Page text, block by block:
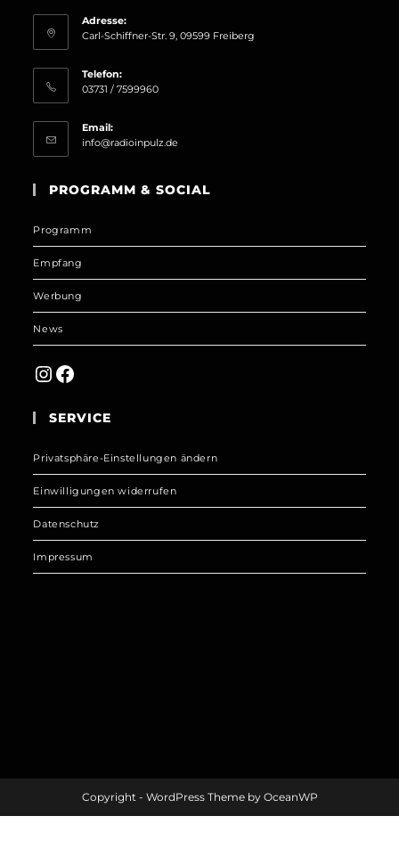
Adresse:
Carl-Schiffner-Str. 9, 09599 Freiberg
Telefon:
03731 / 7599960
Email:
info@radioinpulz.de
application
PROGRAMM & SOCIAL
Programm
Empfang
Werbung
News
Instagram
Facebook
SERVICE
Privatsphäre-Einstellungen ändern
Einwilligungen widerrufen
Datenschutz
Impressum
Copyright - WordPress Theme by OceanWP